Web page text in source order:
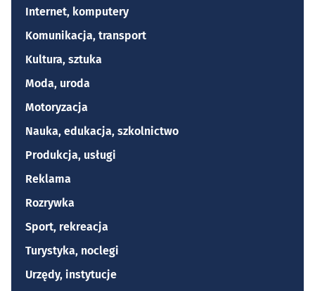
Internet, komputery
Komunikacja, transport
Kultura, sztuka
Moda, uroda
Motoryzacja
Nauka, edukacja, szkolnictwo
Produkcja, usługi
Reklama
Rozrywka
Sport, rekreacja
Turystyka, noclegi
Urzędy, instytucje